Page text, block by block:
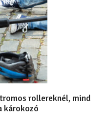
rollereknél, mind
károkozó